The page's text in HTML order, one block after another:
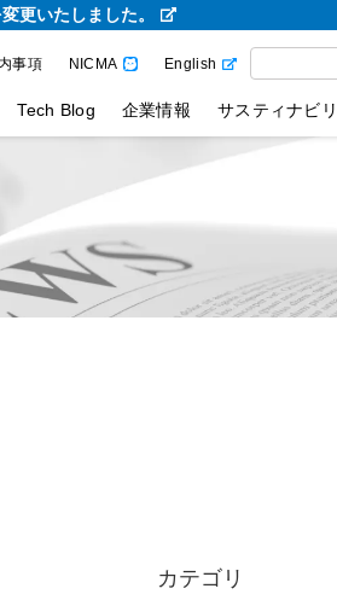
更いたしました。
事項 NICMA English
Tech Blog 企業情報 サスティナビ
カテゴリ